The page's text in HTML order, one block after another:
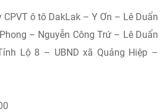
ô tô DakLak – Y Ơn – Lê Duẩn
– Nguyễn Công Trứ – Lê Duẩn
Lộ 8 – UBND xã Quảng Hiệp –